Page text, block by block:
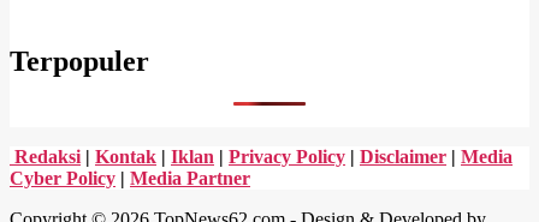
Terpopuler
Redaksi | Kontak | Iklan | Privacy Policy | Disclaimer | Media
Cyber Policy | Media Partner